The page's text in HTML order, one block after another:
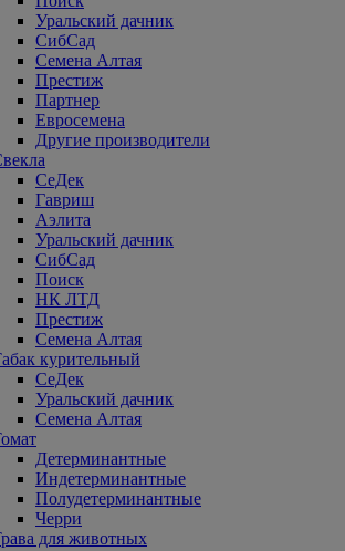
Уральский дачник
СибСад
Семена Алтая
Престиж
Партнер
Евросемена
Другие производители
СеДек
Гавриш
Аэлита
Уральский дачник
СибСад
Поиск
НК ЛТД
Престиж
Семена Алтая
курительный
СеДек
Уральский дачник
Семена Алтая
Детерминантные
Индетерминантные
Полудетерминантные
Черри
для животных